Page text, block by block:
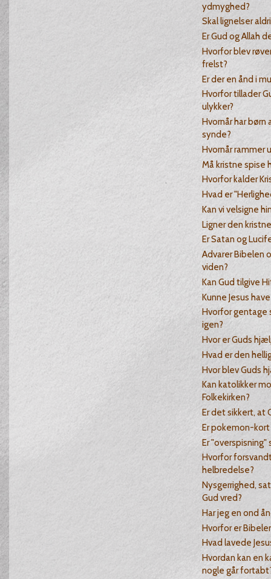
ydmyghed?
Skal lignelser
Er Gud og Allah
Hvorfor blev
frelst?
Er der en ånd i
Hvorfor tillader
ulykker?
Hvornår har
synde?
Hvornår rammer
Må kristne spise
Hvorfor kalder
Hvad er
Kan vi velsigne
Ligner den
Er Satan og
Advarer Bibelen
viden?
Kan Gud tilgive
Kunne Jesus
Hvorfor gentage
igen?
Hvor er Guds
Hvad er den
Hvor blev Guds
Kan katolikker
Folkekirken?
Er det sikkert, at
Er pokemon-
Er "overspisning"
Hvorfor
helbredelse?
Nysgerrighed,
Gud vred?
Har jeg en ond
Hvorfor er
Hvad lavede
Hvordan kan en
nogle går